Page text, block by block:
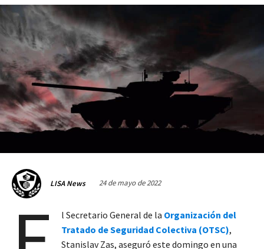
LISA News 24 de mayo de 2022
l Secretario General de la Organización del
Tratado de Seguridad Colectiva (OTSC),
Stanislav Zas, aseguró este domingo en una